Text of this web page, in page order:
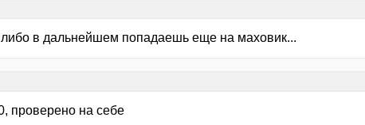
либо в дальнейшем попадаешь еще на маховик...
проверено на себе